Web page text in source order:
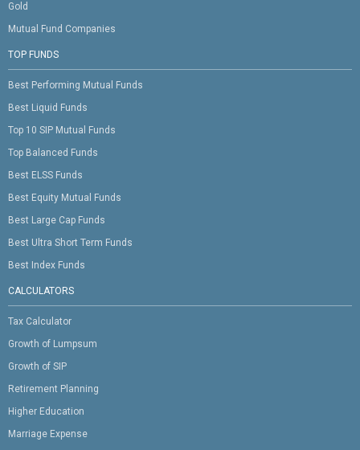
Gold
Mutual Fund Companies
TOP FUNDS
Best Performing Mutual Funds
Best Liquid Funds
Top 10 SIP Mutual Funds
Top Balanced Funds
Best ELSS Funds
Best Equity Mutual Funds
Best Large Cap Funds
Best Ultra Short Term Funds
Best Index Funds
CALCULATORS
Tax Calculator
Growth of Lumpsum
Growth of SIP
Retirement Planning
Higher Education
Marriage Expense